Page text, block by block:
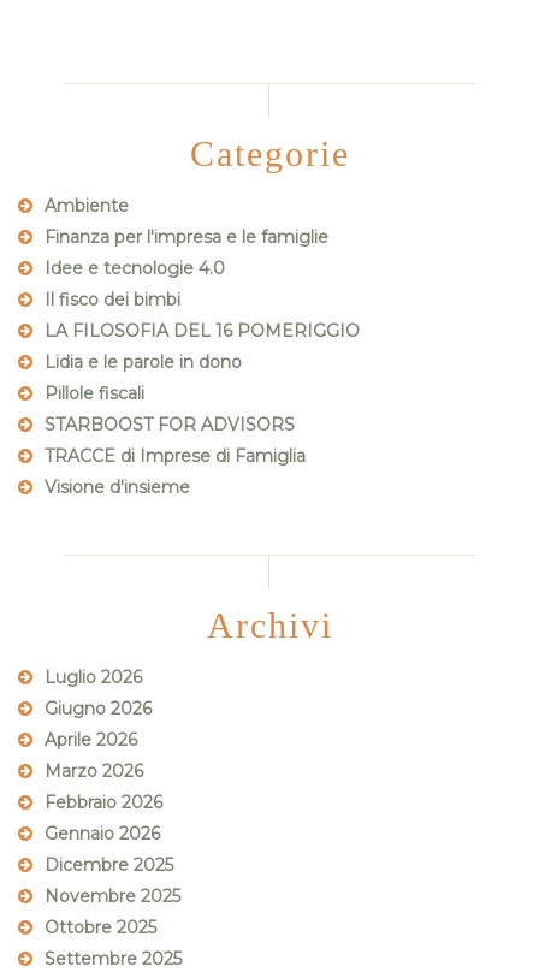
Categorie
Ambiente
Finanza per l'impresa e le famiglie
Idee e tecnologie 4.0
Il fisco dei bimbi
LA FILOSOFIA DEL 16 POMERIGGIO
Lidia e le parole in dono
Pillole fiscali
STARBOOST FOR ADVISORS
TRACCE di Imprese di Famiglia
Visione d'insieme
Archivi
Luglio 2026
Giugno 2026
Aprile 2026
Marzo 2026
Febbraio 2026
Gennaio 2026
Dicembre 2025
Novembre 2025
Ottobre 2025
Settembre 2025